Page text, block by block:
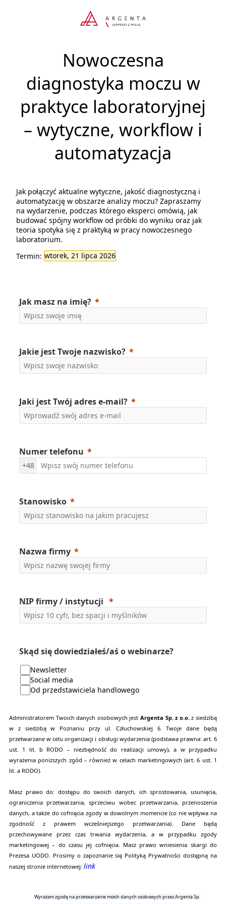
Nowoczesna
diagnostyka moczu w
praktyce laboratoryjnej
– wytyczne, workflow i
automatyzacja
Jak połączyć aktualne wytyczne, jakość diagnostyczną i
automatyzację w obszarze analizy moczu? Zapraszamy
na wydarzenie, podczas którego eksperci omówią, jak
budować spójny workflow od próbki do wyniku oraz jak
teoria spotyka się z praktyką w pracy nowoczesnego
laboratorium.
Termin: wtorek, 21 lipca 2026
Jak masz na imię?
Jakie jest Twoje nazwisko?
Jaki jest Twój adres e-mail?
Numer telefonu
+48
Stanowisko
Nazwa firmy
NIP firmy / instytucji
Skąd się dowiedziałeś/aś o webinarze?
Newsletter
Social media
Od przedstawiciela handlowego
Administratorem Twoich danych osobowych jest Argenta Sp. z o.o.z siedzibą
w z siedzibą w Poznaniu przy ul. Człuchowskiej 6. Twoje dane będą
przetwarzane w celu organizacji i obsługi wydarzenia (podstawa prawna: art. 6
ust. 1 lit. b RODO – niezbędność do realizacji umowy), a w przypadku
wyrażenia poniższych zgód – również w celach marketingowych (art. 6 ust. 1
lit. a RODO).
Masz prawo do: dostępu do swoich danych, ich sprostowania, usunięcia,
ograniczenia przetwarzania, sprzeciwu wobec przetwarzania, przenoszenia
danych, a także do cofnięcia zgody w dowolnym momencie (co nie wpływa na
zgodność z prawem wcześniejszego przetwarzania). Dane będą
przechowywane przez czas trwania wydarzenia, a w przypadku zgody
marketingowej – do czasu jej cofnięcia. Masz prawo wniesienia skargi do
Prezesa UODO. Prosimy o zapoznanie się Polityką Prywatności dostępną na
naszej stronie internetowej: link
Wyrażam zgodę na przetwarzanie moich danych osobowych przez Argenta Sp.